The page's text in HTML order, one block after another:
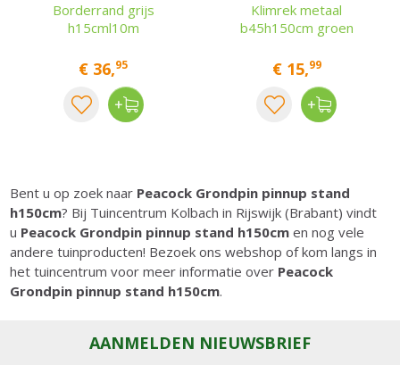
Borderrand grijs
h15cml10m
€ 36,95
Klimrek metaal
b45h150cm groen
€ 15,99
Bent u op zoek naar Peacock Grondpin pinnup stand
h150cm? Bij Tuincentrum Kolbach in Rijswijk (Brabant) vindt
u Peacock Grondpin pinnup stand h150cm en nog vele
andere tuinproducten! Bezoek ons webshop of kom langs in
het tuincentrum voor meer informatie over Peacock
Grondpin pinnup stand h150cm.
AANMELDEN NIEUWSBRIEF